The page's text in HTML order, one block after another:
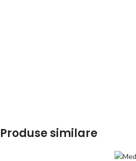
Produse similare